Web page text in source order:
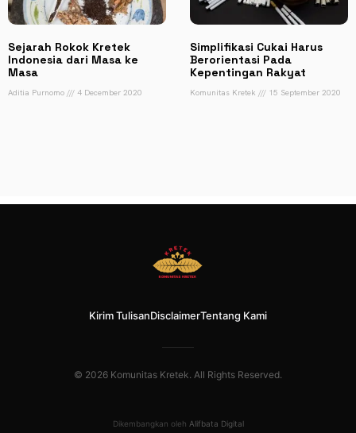
Sejarah Rokok Kretek
Indonesia dari Masa ke
Masa
Aditia Purnomo 4 December 2020
Simplifikasi Cukai Harus
Berorientasi Pada
Kepentingan Rakyat
Komunitas Kretek 15 September 2020
Kirim TulisanDisclaimerTentang Kami
© 2026 Komunitas Kretek. All Rights Reserved.
Dikembangkan oleh Alifbata Digital